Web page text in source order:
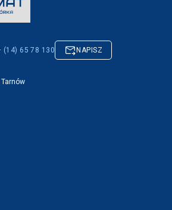
(14) 65 78 130 NAPISZ